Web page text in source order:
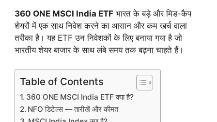
360 ONE MSCI India ETF भारत के बड़े और मिड-कैप
शेयरों में एक साथ निवेश करने का आसान और कम खर्च वाला
तरीका है। यह ETF उन निवेशकों के लिए बनाया गया है जो
भारतीय शेयर बाजार के साथ लंबे समय तक बढ़ना चाहते हैं।
Table of Contents
360 ONE MSCI India ETF क्या है?
NFO डिटेल्स — तारीखें और कीमत